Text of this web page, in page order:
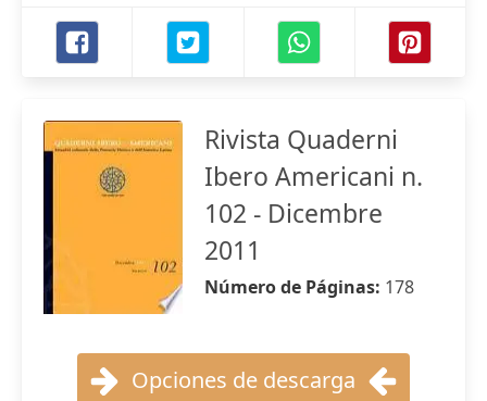
Rivista Quaderni
Ibero Americani n.
102 - Dicembre
2011
Número de Páginas: 178
Opciones de descarga